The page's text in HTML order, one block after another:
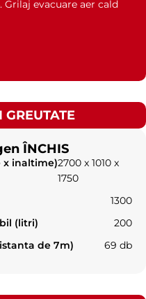
Grilaj evacuare aer cald
ÎNCHIS
x inaltime)2700 x 1010 x
1750
1300
(litri)
200
de 7m)
69 db